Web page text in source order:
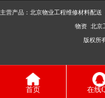
主营产品： 北京物业工程维修材料配
物资 北京
版权所
首页 在线